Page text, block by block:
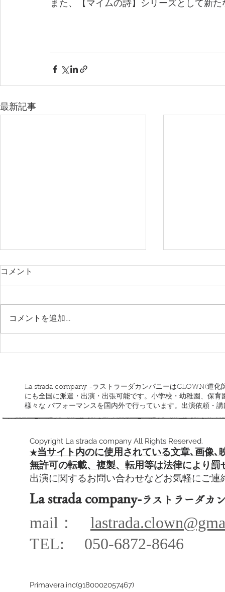
また、【マイムの詩】シリーズとして新
最新記事
ワンダーランドサーカス
コメント
コメントを追加…
La strada company -ラストラーダカンパニーはCLOWN(道
にも全国に派遣・出演・出張可能です。小学校・幼稚園、保
様々な パフォーマンスを国内外で行っています。出演依頼・
Copyright La strada company All Rights Reserved.
​★当サイト内のに使用されている文章､ 画像､
無許可の転載、複製、転用等は法律により罰
出演に関するお問い合わせなどお気軽にご
La strada company-ラストラーダ
mail：
TEL: 050-6872-8646
Primavera.inc(9180002057467)